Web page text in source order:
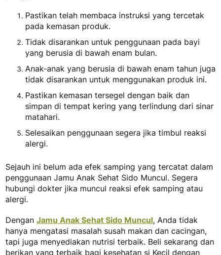
Pastikan telah membaca instruksi yang tercetak
pada kemasan produk.
Tidak disarankan untuk penggunaan pada bayi
yang berusia di bawah enam bulan.
Anak-anak yang berusia di bawah enam tahun juga
tidak disarankan untuk menggunakan produk ini.
Pastikan kemasan tersegel dengan baik dan
simpan di tempat kering yang terlindung dari sinar
matahari.
Selesaikan penggunaan segera jika timbul reaksi
alergi.
Sejauh ini belum ada efek samping yang tercatat dalam
penggunaan Jamu Anak Sehat Sido Muncul. Segera
hubungi dokter jika muncul reaksi efek samping atau
alergi.
Dengan Jamu Anak Sehat Sido Muncul, Anda tidak
hanya mengatasi masalah susah makan dan cacingan,
tapi juga menyediakan nutrisi terbaik. Beli sekarang dan
berikan yang terbaik bagi kesehatan si Kecil dengan